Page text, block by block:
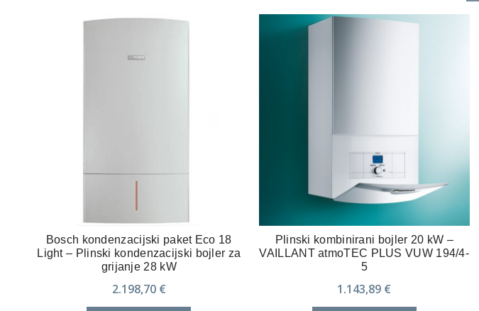
Bosch kondenzacijski paket Eco 18
Light – Plinski kondenzacijski bojler za
grijanje 28 kW
2.198,70 €
Plinski kombinirani bojler 20 kW –
VAILLANT atmoTEC PLUS VUW 194/4-
5
1.143,89 €